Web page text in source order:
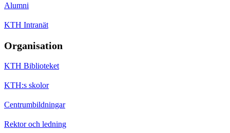
Alumni
KTH Intranät
Organisation
KTH Biblioteket
KTH:s skolor
Centrumbildningar
Rektor och ledning